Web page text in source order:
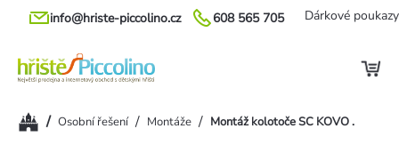
Přejít
608 565 705
info@hriste-piccolino.cz Dárkové poukazy
Domů/ Osobní řešení / Montáže / Montáž kolotoče SC KOVO .